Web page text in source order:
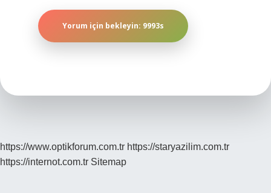
https://www.optikforum.com.tr https://staryazilim.com.tr
https://internot.com.tr Sitemap